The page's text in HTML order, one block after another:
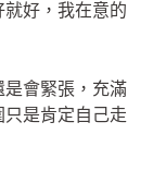
好，我在意的
會緊張，充滿
是肯定自己走